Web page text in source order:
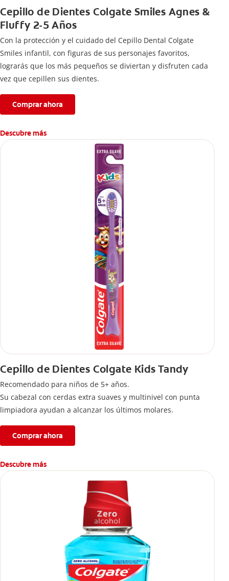
Cepillo de Dientes Colgate Smiles Agnes &
Fluffy 2-5 Años
Con la protección y el cuidado del Cepillo Dental Colgate
Smiles infantil, con figuras de sus personajes favoritos,
lograrás que los más pequeños se diviertan y disfruten cada
vez que cepillen sus dientes.
Comprar ahora
Descubre más
Cepillo de Dientes Colgate Kids Tandy
Recomendado para niños de 5+ años.
Su cabezal con cerdas extra suaves y multinivel con punta
limpiadora ayudan a alcanzar los últimos molares.
Comprar ahora
Descubre más